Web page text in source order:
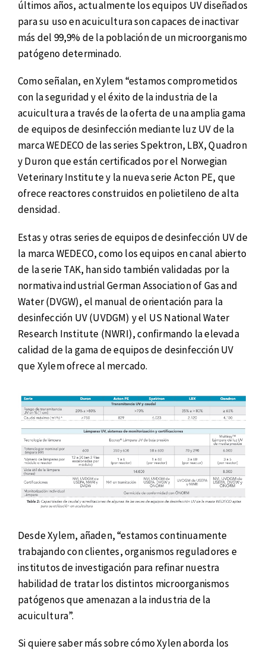
últimos años, actualmente los equipos UV diseñados
para su uso en acuicultura son capaces de inactivar
más del 99,9% de la población de un microorganismo
patógeno determinado.
Como señalan, en Xylem “estamos comprometidos
con la seguridad y el éxito de la industria de la
acuicultura a través de la oferta de una amplia gama
de equipos de desinfección mediante luz UV de la
marca WEDECO de las series Spektron, LBX, Quadron
y Duron que están certificados por el Norwegian
Veterinary Institute y la nueva serie Acton PE, que
ofrece reactores construidos en polietileno de alta
densidad.
Estas y otras series de equipos de desinfección UV de
la marca WEDECO, como los equipos en canal abierto
de la serie TAK, han sido también validadas por la
normativa industrial German Association of Gas and
Water (DVGW), el manual de orientación para la
desinfección UV (UVDGM) y el US National Water
Research Institute (NWRI), confirmando la elevada
calidad de la gama de equipos de desinfección UV
que Xylem ofrece al mercado.
Desde Xylem, añaden, “estamos continuamente
trabajando con clientes, organismos reguladores e
institutos de investigación para refinar nuestra
habilidad de tratar los distintos microorganismos
patógenos que amenazan a la industria de la
acuicultura”.
Si quiere saber más sobre cómo Xylen aborda los